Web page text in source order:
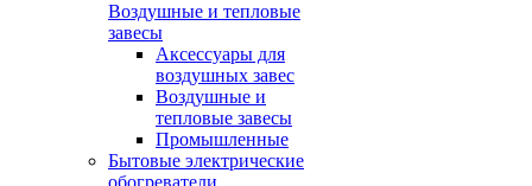
Воздушные и тепловые
завесы
Аксессуары для
воздушных завес
Воздушные и
тепловые завесы
Промышленные
Бытовые электрические
обогреватели